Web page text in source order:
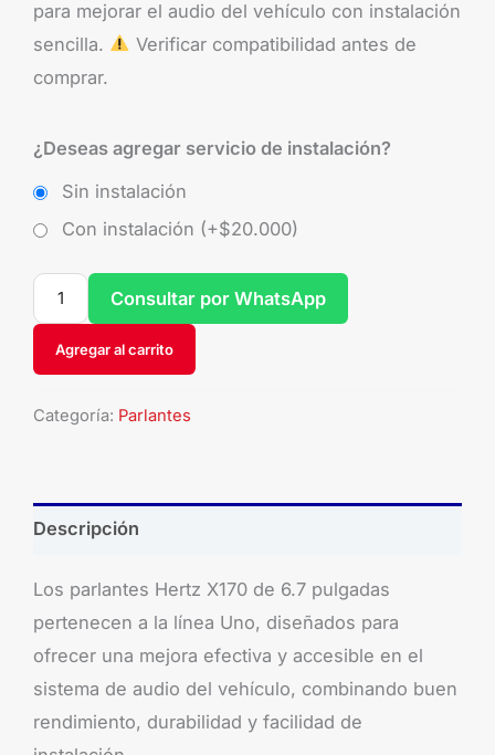
para mejorar el audio del vehículo con instalación
sencilla.
Verificar compatibilidad antes de
comprar.
¿Deseas agregar servicio de instalación?
Sin instalación
Con instalación (+$20.000)
Agregar al carrito
Consultar por WhatsApp
Categoría: Parlantes
Descripción
Los parlantes Hertz X170 de 6.7 pulgadas
pertenecen a la línea Uno, diseñados para
ofrecer una mejora efectiva y accesible en el
sistema de audio del vehículo, combinando buen
rendimiento, durabilidad y facilidad de